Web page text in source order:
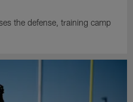
the defense, training camp